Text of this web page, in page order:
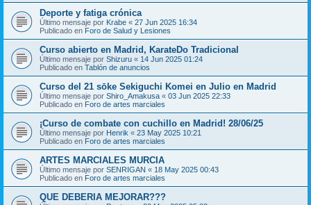
Deporte y fatiga crónica
Último mensaje por Krabe « 27 Jun 2025 16:34
Publicado en Foro de Salud y Lesiones
Curso abierto en Madrid, KarateDo Tradicional
Último mensaje por Shizuru « 14 Jun 2025 01:24
Publicado en Tablón de anuncios
Curso del 21 sōke Sekiguchi Komei en Julio en Madrid
Último mensaje por Shiro_Amakusa « 03 Jun 2025 22:33
Publicado en Foro de artes marciales
¡Curso de combate con cuchillo en Madrid! 28/06/25
Último mensaje por Henrik « 23 May 2025 10:21
Publicado en Foro de artes marciales
ARTES MARCIALES MURCIA
Último mensaje por SENRIGAN « 18 May 2025 00:43
Publicado en Foro de artes marciales
QUE DEBERIA MEJORAR???